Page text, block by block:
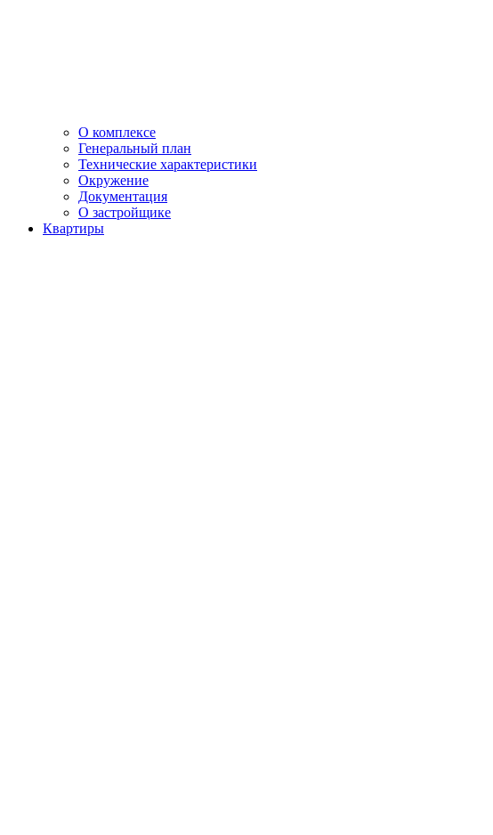
О комплексе
Генеральный план
Технические характеристики
Окружение
Документация
О застройщике
Квартиры